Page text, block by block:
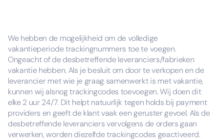
We hebben de mogelijkheid om de volledige
vakantieperiode trackingnummers toe te voegen.
Ongeacht of de desbetreffende leveranciers/fabrieken
vakantie hebben. Als je besluit om door te verkopen en de
leverancier met wie je graag samenwerkt is met vakantie,
kunnen wij alsnog trackingcodes toevoegen. Wij doen dit
elke 2 uur 24/7. Dit helpt natuurlijk tegen holds bij payment
providers en geeft de klant vaak een geruster gevoel. Als de
desbetreffende leveranciers vervolgens de orders gaan
verwerken, worden diezelfde trackingcodes geactiveerd.